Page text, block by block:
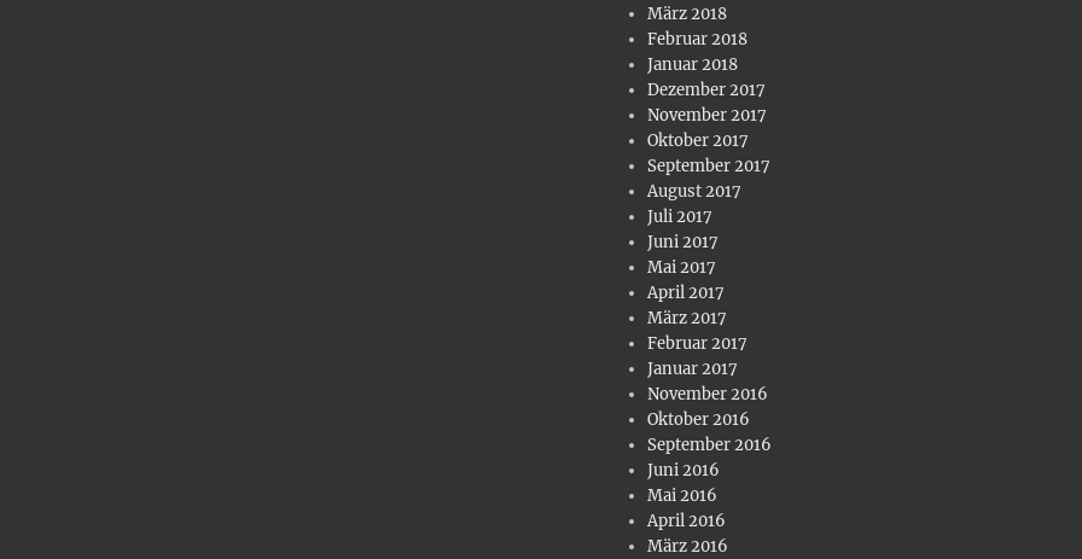
März 2018
Februar 2018
Januar 2018
Dezember 2017
November 2017
Oktober 2017
September 2017
August 2017
Juli 2017
Juni 2017
Mai 2017
April 2017
März 2017
Februar 2017
Januar 2017
November 2016
Oktober 2016
September 2016
Juni 2016
Mai 2016
April 2016
März 2016